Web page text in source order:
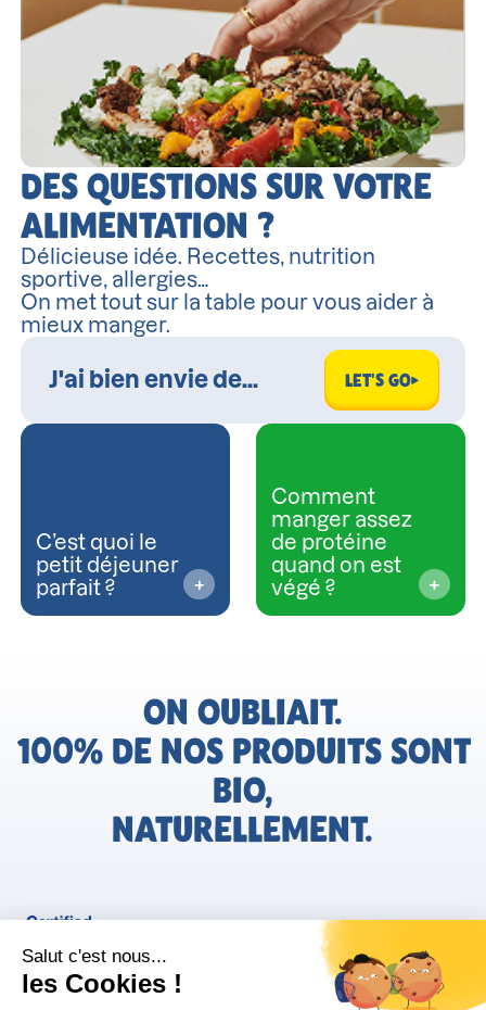
DES QUESTIONS SUR VOTRE
ALIMENTATION ?
Délicieuse idée. Recettes, nutrition
sportive, allergies…
On met tout sur la table pour vous aider à
mieux manger.
LET'S GO
C’est quoi le
petit déjeuner
parfait ?
Comment
manger assez
de protéine
quand on est
végé ?
ON OUBLIAIT.
100% DE NOS PRODUITS SONT
BIO,
NATURELLEMENT.
FR
Bjorg pour les pros